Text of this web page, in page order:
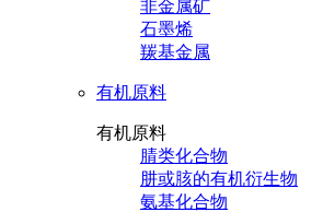
非金属矿
石墨烯
羰基金属
有机原料
有机原料
腈类化合物
肼或胲的有机衍生物
氨基化合物